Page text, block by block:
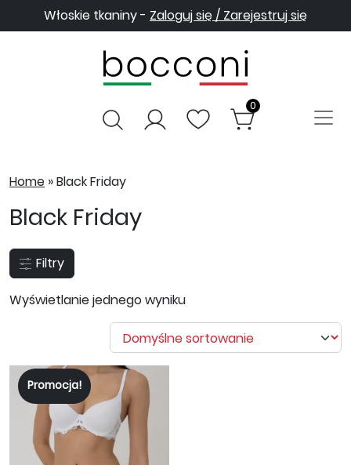
Włoskie tkaniny - Zaloguj się / Zarejestruj się
0
Home »Black Friday
Black Friday
Filtry
Wyświetlanie jednego wyniku
Promocja!